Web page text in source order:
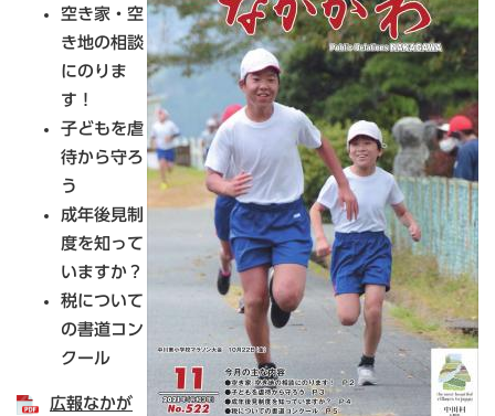
空き家・空
き地の相談
にのりま
す！
子どもを虐
待から守ろ
う
成年後見制
度を知って
いますか？
税について
の書道コン
クール
広報なかが